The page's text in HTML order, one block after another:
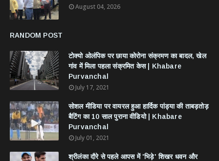
August 04, 2026
RANDOM POST
टोक्यो ओलंपिक पर छाया कोरोना संक्रमण का बादल, खेल
गांव में मिला पहला संक्रमित केस | Khabare
Purvanchal
July 17, 2021
सोशल मीडिया पर वायरल हुआ हार्दिक पांड्या की ताबड़तोड़
बैटिंग का 10 साल पुराना वीडियो | Khabare
Purvanchal
July 01, 2021
श्रीलंका दौरे से पहले आपस में 'भिड़े' शिखर धवन और